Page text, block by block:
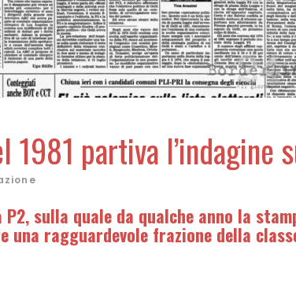
1981 partiva l’indagine
sulla quale da qualche anno la
una ragguardevole frazione della